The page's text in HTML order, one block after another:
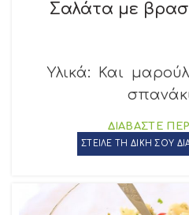
Σαλάτα με
Υλικά: Και
ΔΙΑΒΑΣΤΕ
ΣΤΕΙΛΕ ΤΗ ΔΙΚΗ ΣΟΥ